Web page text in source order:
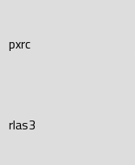
pxrc
rlas3